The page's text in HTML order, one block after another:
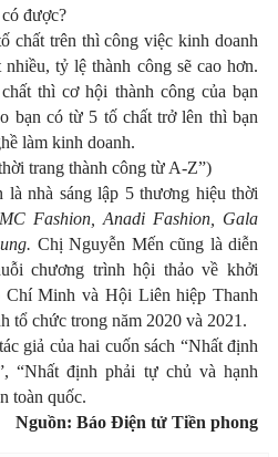
được?
chất trên thì công việc kinh doanh
tỷ lệ thành công sẽ cao hơn.
thì cơ hội thành công của bạn
bạn có từ 5 tố chất trở lên thì bạn
làm kinh doanh.
trang thành công từ A-Z”)
nhà sáng lập 5 thương hiệu thời
MC Fashion, Anadi Fashion, Gala
Chị Nguyễn Mến cũng là diễn
chương trình hội thảo về khởi
Minh và Hội Liên hiệp Thanh
tổ chức trong năm 2020 và 2021.
giả của hai cuốn sách “Nhất định
“Nhất định phải tự chủ và hạnh
toàn quốc.
Nguồn: Báo Điện tử Tiền phong